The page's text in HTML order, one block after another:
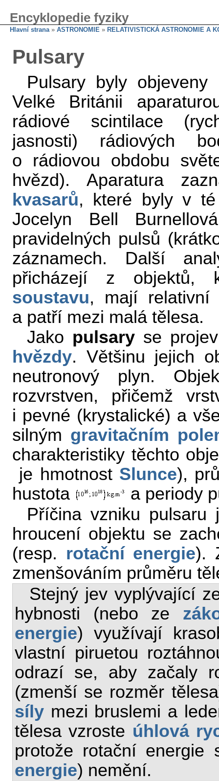
Encyklopedie fyziky
Hlavní strana» ASTRONOMIE » RELATIVISTICKÁ ASTRONOMIE A
Pulsary
Pulsary byly
Velké Británii
rádiové scintilace
jasnosti) rádiových
o rádiovou obdobu
hvězd). Aparatura
kvasarů, které byly v té
Jocelyn Bell
pravidelných pulsů
záznamech. Další
přicházejí z
soustavu, mají
a patří mezi malá tělesa.
Jako pulsary se
hvězdy. Většinu jejich
neutronový plyn.
rozvrstven, přičemž
i pevné (krystalické) a
silným gravitačním
charakteristiky těchto
je hmotnost Slunce),
hustota
a periody
Příčina vzniku pulsaru
hroucení objektu se
(resp. rotační energie).
zmenšováním průměru
Stejný jev vyplývající
hybnosti (nebo ze
energie) využívají
vlastní piruetou
odrazí se, aby začaly
(zmenší se rozměr
síly mezi bruslemi a
tělesa vzroste úhlová
protože rotační
energie) nemění.